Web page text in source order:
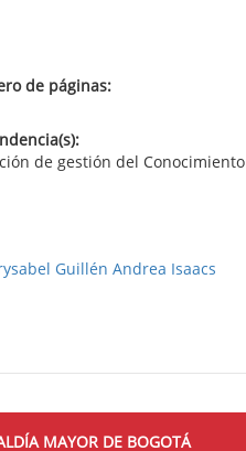
de páginas:
de gestión del Conocimiento
Guillén Andrea Isaacs
MAYOR DE BOGOTÁ